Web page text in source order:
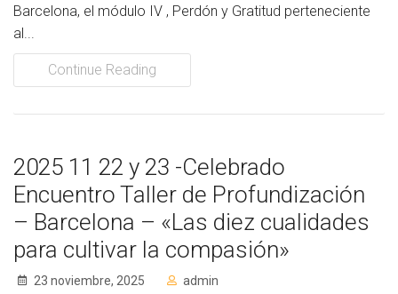
Barcelona, el módulo IV , Perdón y Gratitud perteneciente
al...
Continue Reading
2025 11 22 y 23 -Celebrado
Encuentro Taller de Profundización
– Barcelona – «Las diez cualidades
para cultivar la compasión»
23 noviembre, 2025 admin